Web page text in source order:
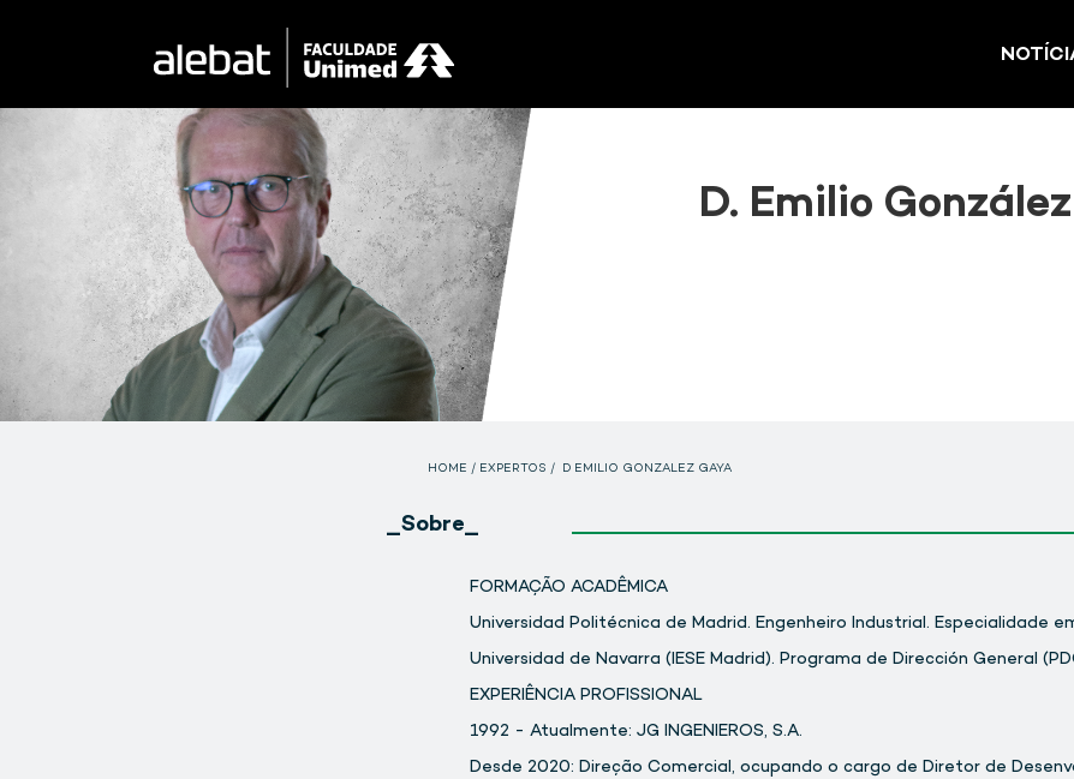
contenido
D. Emilio
HOME / EXPERTOS / D EMILIO GONZALEZ GAYA
_Sobre_
FORMAÇÃO ACADÊMICA
Universidad Politécnica de Madrid. Engenheiro Industrial. Especialidade
Universidad de Navarra (IESE Madrid). Programa de Dirección General
EXPERIÊNCIA PROFISSIONAL
1992 - Atualmente: JG INGENIEROS, S.A.
Desde 2020: Direção Comercial, ocupando o cargo de Diretor de